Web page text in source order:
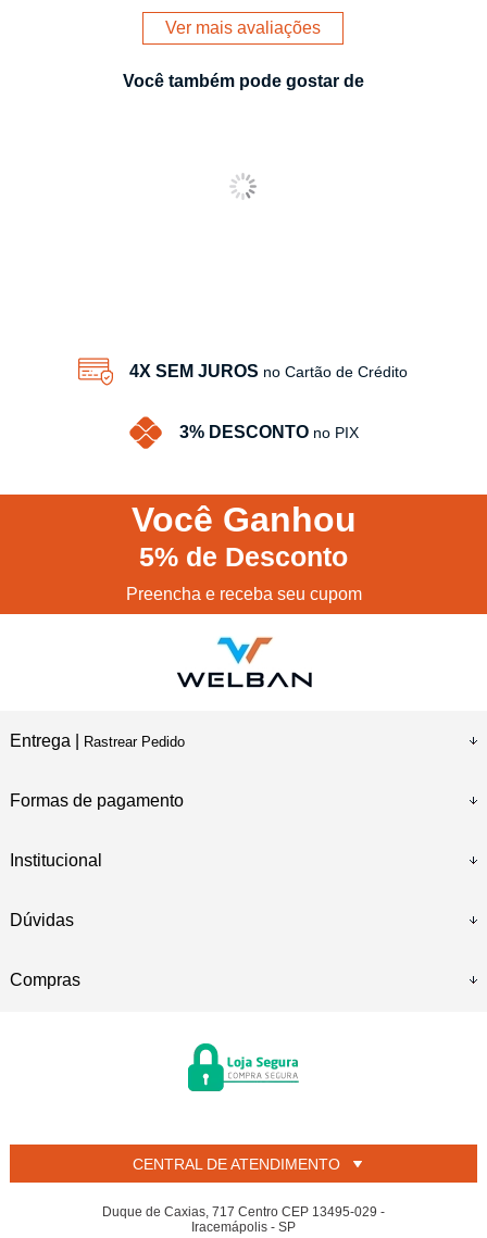
Ver mais avaliações
Você também pode gostar de
4X SEM JUROS no Cartão de Crédito
3% DESCONTO no PIX
Você Ganhou
5% de Desconto
Preencha e receba seu cupom
Entrega | Rastrear Pedido
Formas de pagamento
Institucional
Dúvidas
Compras
CENTRAL DE ATENDIMENTO
Duque de Caxias, 717 Centro CEP 13495-029 -
Iracemápolis - SP